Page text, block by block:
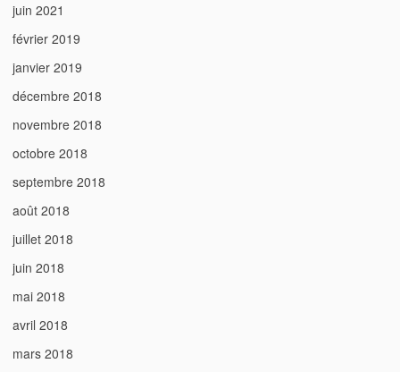
juin 2021
février 2019
janvier 2019
décembre 2018
novembre 2018
octobre 2018
septembre 2018
août 2018
juillet 2018
juin 2018
mai 2018
avril 2018
mars 2018